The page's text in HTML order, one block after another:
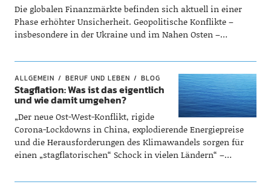
Die globalen Finanzmärkte befinden sich aktuell in einer
Phase erhöhter Unsicherheit. Geopolitische Konflikte –
insbesondere in der Ukraine und im Nahen Osten –…
ALLGEMEIN BERUF UND LEBEN BLOG
Stagflation: Was ist das eigentlich
und wie damit umgehen?
„Der neue Ost-West-Konflikt, rigide
Corona-Lockdowns in China, explodierende Energiepreise
und die Herausforderungen des Klimawandels sorgen für
einen „stagflatorischen“ Schock in vielen Ländern“ –…